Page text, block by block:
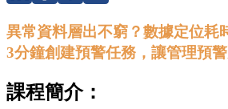
異常資料層出不窮？數據定位耗
3分鐘創建預警任務，讓管理預
課程簡介：